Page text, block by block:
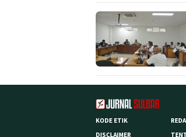
KODE ETIK
DISCLAIMER